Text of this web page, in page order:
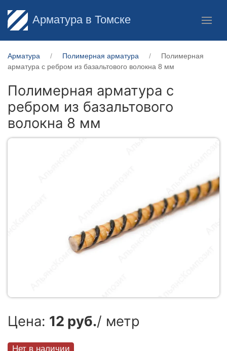
Арматура в Томске
Арматура Полимерная арматура
Полимерная
арматура c ребром из базальтового волокна 8 мм
Полимерная арматура c
ребром из базальтового
волокна 8 мм
Цена: 12 руб./ метр
Нет в наличии